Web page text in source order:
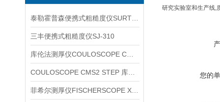
三丰便携式粗糙度仪SJ-310
研究实验室和生产线,
您的